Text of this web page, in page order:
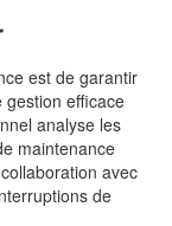
est de garantir
gestion efficace
analyse les
maintenance
avec
de